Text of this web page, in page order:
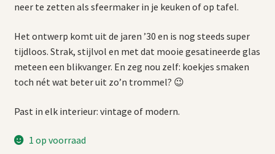
neer te zetten als sfeermaker in je keuken of op tafel.
Het ontwerp komt uit de jaren ’30 en is nog steeds super
tijdloos. Strak, stijlvol en met dat mooie gesatineerde glas
meteen een blikvanger. En zeg nou zelf: koekjes smaken
toch nét wat beter uit zo’n trommel? 😉
Past in elk interieur: vintage of modern.
1 op voorraad